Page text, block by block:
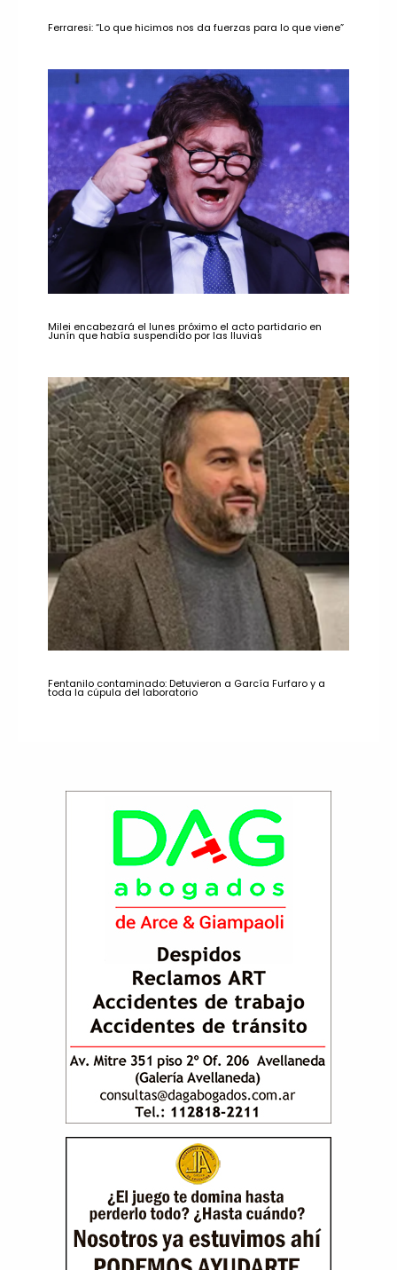
Ferraresi: “Lo que hicimos nos da fuerzas para lo que viene”
Milei encabezará el lunes próximo el acto partidario en
Junín que había suspendido por las lluvias
Fentanilo contaminado: Detuvieron a García Furfaro y a
toda la cúpula del laboratorio